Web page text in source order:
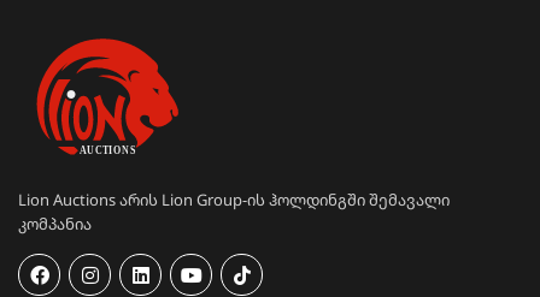
Lion Auctions არის Lion Group-ის ჰოლდინგში შემავალი
კომპანია